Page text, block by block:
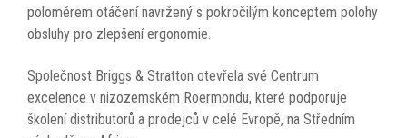
poloměrem otáčení navržený s pokročilým konceptem polohy
obsluhy pro zlepšení ergonomie.
Společnost Briggs & Stratton otevřela své Centrum
excelence v nizozemském Roermondu, které podporuje
školení distributorů a prodejců v celé Evropě, na Středním